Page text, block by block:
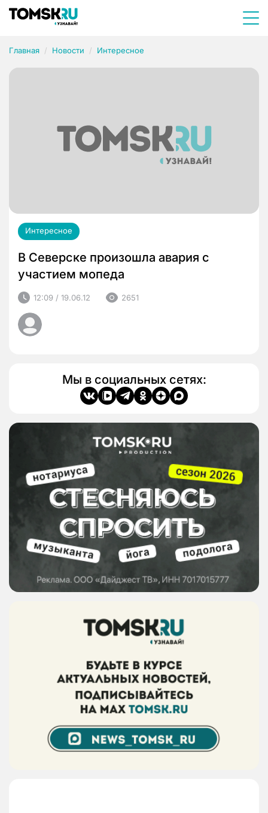
Главная Новости Интересное
Интересное
В Северске произошла авария с
участием мопеда
12:09 / 19.06.12 2651
Мы в социальных сетях: